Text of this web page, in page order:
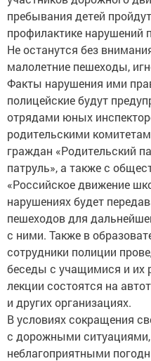
пребывания детей
профилактике нарушений
Не останутся без
малолетние пешеходы,
Факты нарушения ими
полицейские будут
отрядами юных
родительскими
граждан «Родительский
патруль», а также с
«Российское движение
нарушениях будет
пешеходов для
с ними. Также в
сотрудники полиции
беседы с учащимися и их
лекции состоятся на
и других организациях.
В условиях сокращения
с дорожными
неблагоприятными